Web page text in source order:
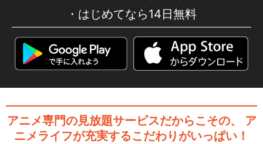
はじめてなら14日無料
アニメ専門の見放題サービスだからこその、
ア
ニメライフが充実するこだわりがいっぱい！